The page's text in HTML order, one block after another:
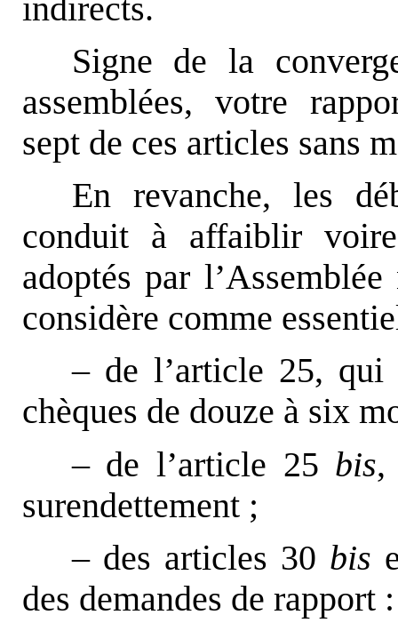
indirects.
Signe de la
assemblées, votre
sept de ces articles sans
En revanche, les
conduit à affaiblir
adoptés par
considère comme
– de l’article 25, qui
chèques de douze à six
– de l’article 25 bis,
surendettement ;
– des articles 30 bis
des demandes de rapport :